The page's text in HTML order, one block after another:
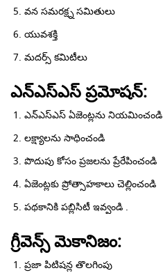
వన సమరక్ష్న సమితులు
యువశక్తి
మదర్స్ కమిటీలు
ఎన్ఎస్ఎస్ ప్రమోషన్:
ఎన్‌ఎస్‌ఎస్ ఏజెంట్లను నియమించండి
లక్ష్యాలను సాధించండి
పొదుపు కోసం ప్రజలను ప్రేరేపించండి
ఏజెంట్లకు ప్రోత్సాహకాలు చెల్లించండి
పథకానికి పబ్లిసిటీ ఇవ్వండి .
గ్రీవెన్స్ మెకానిజం:
ప్రజా పిటిషన్ల తొలగింపు